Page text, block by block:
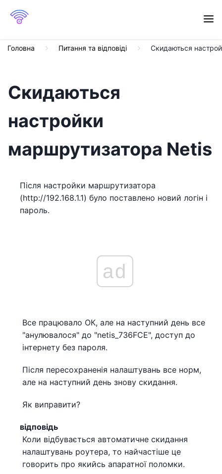
Головна Питання та відповіді Скидаються
Скидаються
настройки
маршрутизатора Netis
Після настройки маршрутизатора
(http://192.168.1.1) було поставлено новий логін і
пароль.
ad
Все працювало ОК, але на наступний день все
"анулювалося" до "netis_736FCE", доступ до
інтернету без пароля.
Після пересохраненія налаштувань все норм,
але на наступний день знову скидання.
Як виправити?
відповідь
Коли відбувається автоматичне скидання
налаштувань роутера, то найчастіше це
говорить про якийсь апаратної поломки.